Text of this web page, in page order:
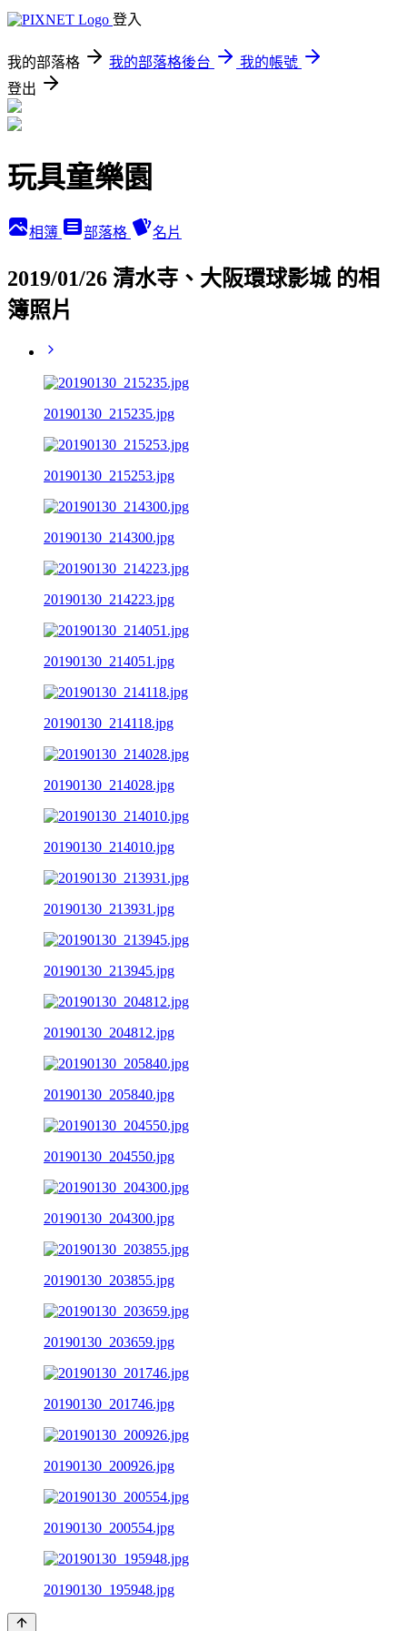
登入
我的部落格 我的部落格後台
我的帳號
登出
玩具童樂園
相簿 部落格 名片
2019/01/26 清水寺、大阪環球影城 的相
簿照片
20190130_215235.jpg
20190130_215253.jpg
20190130_214300.jpg
20190130_214223.jpg
20190130_214051.jpg
20190130_214118.jpg
20190130_214028.jpg
20190130_214010.jpg
20190130_213931.jpg
20190130_213945.jpg
20190130_204812.jpg
20190130_205840.jpg
20190130_204550.jpg
20190130_204300.jpg
20190130_203855.jpg
20190130_203659.jpg
20190130_201746.jpg
20190130_200926.jpg
20190130_200554.jpg
20190130_195948.jpg